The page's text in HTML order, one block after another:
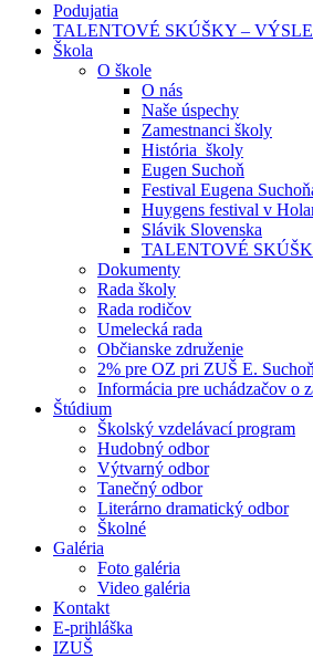
Podujatia
TALENTOVÉ SKÚŠKY –
Škola
O škole
O nás
Naše úspechy
Zamestnanci školy
História školy
Eugen Suchoň
Festival Eugena
Huygens festival v
Slávik Slovenska
TALENTOVÉ
Dokumenty
Rada školy
Rada rodičov
Umelecká rada
Občianske združenie
2% pre OZ pri ZUŠ E.
Informácia pre uchádzačov o
Štúdium
Školský vzdelávací program
Hudobný odbor
Výtvarný odbor
Tanečný odbor
Literárno dramatický odbor
Školné
Galéria
Foto galéria
Video galéria
Kontakt
E-prihláška
IZUŠ